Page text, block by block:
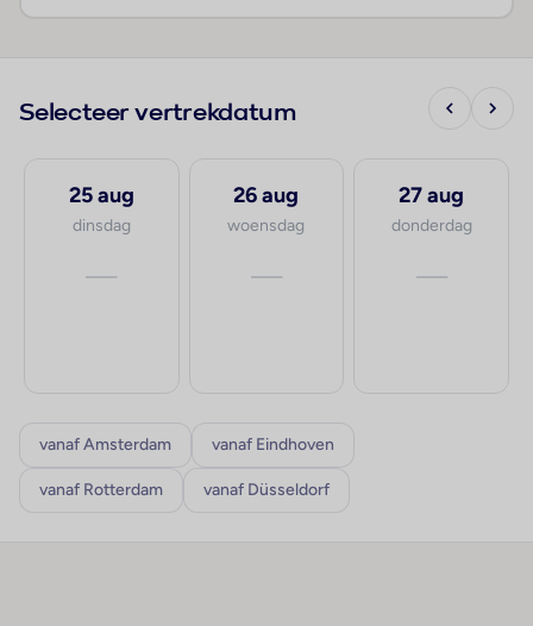
Selecteer vertrekdatum
25 aug
dinsdag
—
26 aug
woensdag
—
27 aug
donderdag
—
vanaf Amsterdam vanaf Eindhoven
vanaf Rotterdam vanaf Düsseldorf